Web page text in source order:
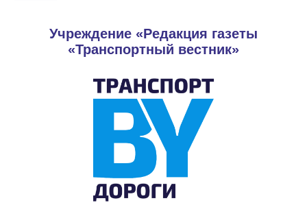
Учреждение «Редакция газеты
«Транспортный вестник»